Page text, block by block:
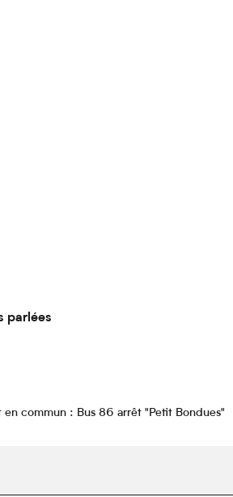
parlées
parlées
en commun : Bus 86 arrêt "Petit Bondues"